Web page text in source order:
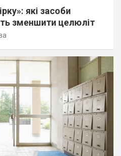
які засоби
зменшити целюліт